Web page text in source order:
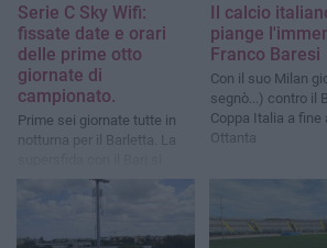
Serie C Sky Wifi:
fissate date e orari
delle prime otto
giornate di
campionato.
Prime sei giornate tutte in
notturna per il Barletta. La
giocheràvenerdì 28 agosto
alle ore 21. Contro il Potenza
settembre.
Il calcio
piange
Franco Baresi
Con il suo Milan
segnò...) contro il
Coppa Italia a fine
Ottanta